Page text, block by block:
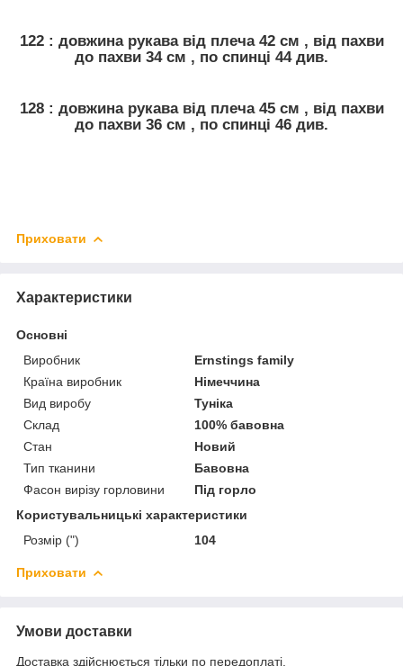
122 : довжина рукава від плеча 42 см , від пахви
до пахви 34 см , по спинці 44 див.
128 : довжина рукава від плеча 45 см , від пахви
до пахви 36 см , по спинці 46 див.
Приховати
Характеристики
Основні
Виробник
Ernstings family
Країна виробник
Німеччина
Вид виробу
Туніка
Склад
100% бавовна
Стан
Новий
Тип тканини
Бавовна
Фасон вирізу горловини
Під горло
Користувальницькі характеристики
Розмір (")
104
Приховати
Умови доставки
Доставка здійснюється тільки по передоплаті.